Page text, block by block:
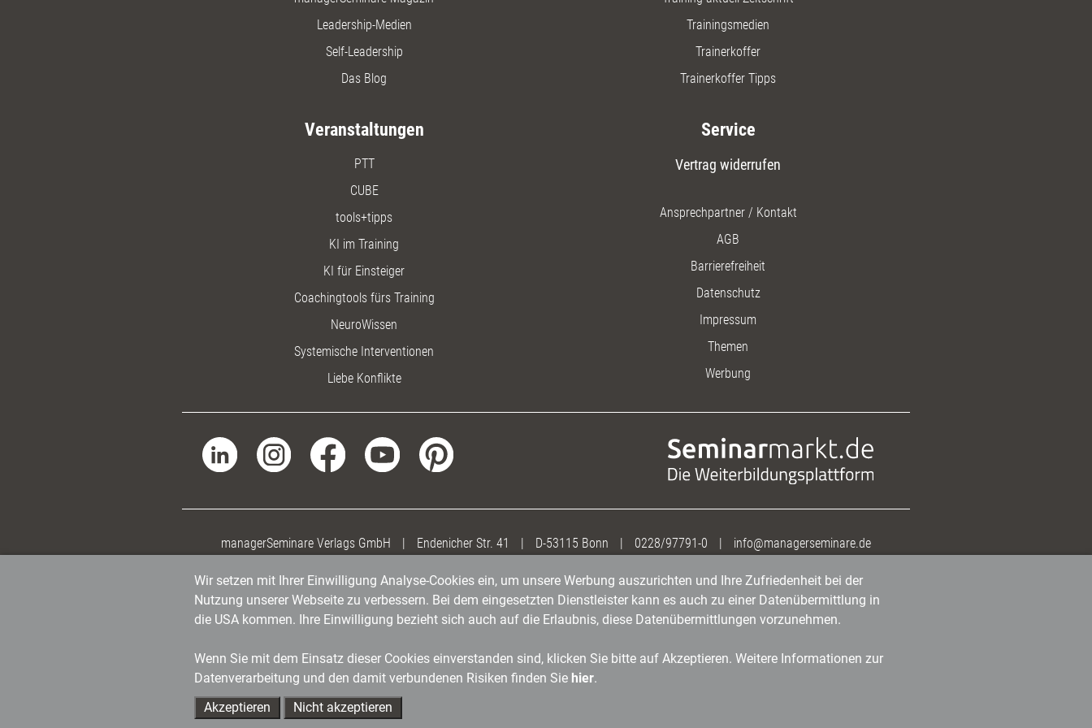
Leadership-Medien
Self-Leadership
Das Blog
Trainingsmedien
Trainerkoffer
Trainerkoffer Tipps
Veranstaltungen
PTT
CUBE
tools+tipps
KI im Training
KI für Einsteiger
Coachingtools fürs Training
NeuroWissen
Systemische Interventionen
Liebe Konflikte
Service
Vertrag widerrufen
Ansprechpartner / Kontakt
AGB
Barrierefreiheit
Datenschutz
Impressum
Themen
Werbung
managerSeminare Verlags GmbH | Endenicher Str. 41 | D-53115 Bonn | 0228/97791-0 | info@managerseminare.de
Wir setzen mit Ihrer Einwilligung Analyse-Cookies ein, um unsere Werbung auszurichten und Ihre Zufriedenheit bei der
Nutzung unserer Webseite zu verbessern. Bei dem eingesetzten Dienstleister kann es auch zu einer Datenübermittlung in
die USA kommen. Ihre Einwilligung bezieht sich auch auf die Erlaubnis, diese Datenübermittlungen vorzunehmen.
Wenn Sie mit dem Einsatz dieser Cookies einverstanden sind, klicken Sie bitte auf Akzeptieren. Weitere Informationen zur
Datenverarbeitung und den damit verbundenen Risiken finden Sie hier.
Akzeptieren
Nicht akzeptieren